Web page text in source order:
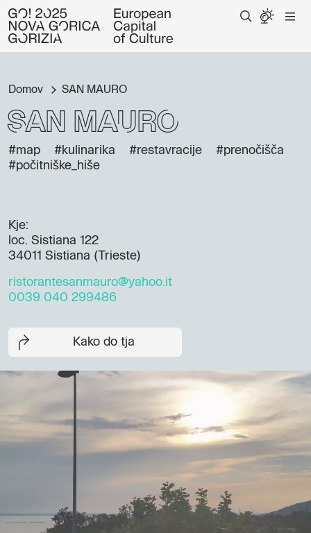
Domov SAN MAURO
SAN MAURO
#map #kulinarika #restavracije
#prenočišča
#počitniške_hiše
Kje:
loc. Sistiana 122
34011 Sistiana (Trieste)
ristorantesanmauro@yahoo.it
0039 040 299486
Kako do tja